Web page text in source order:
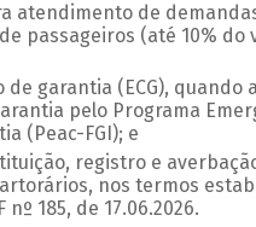
atendimento de
passageiros (até 10% do
garantia (ECG), quando
pelo Programa
(Peac-FGI); e
registro e
nos termos
185, de 17.06.2026.